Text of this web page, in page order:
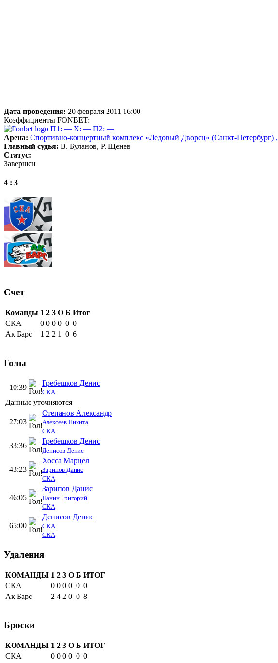
Дата проведения: 20 февраля 2011 16:00
Коэффициенты FONBET:
П1: — X: — П2: —
Арена: Спортивно-концертный комплекс «Ледовый Дворец» (Санкт-Петербург) ,
Главный судья: В. Буланов, Р. Щенев
Статус:
Завершен
4 : 3
Счет
Команды 1 2 3 О Б Итог
СКА
0 0 0 0 0 0
Ак Барс
1 2 2 1 0 6
Голы
10:39
Гребешков Денис
СКА
Данные уточняются
27:03
Степанов Александр
Алексеев Никита
СКА
33:36
Гребешков Денис
Денисов Денис
43:23
Хосса Марцел
Зарипов Данис
СКА
46:05
Зарипов Данис
Панин Григорий
СКА
65:00
Денисов Денис
СКА
СКА
Удаления
КОМАНДЫ 1 2 3 О Б ИТОГ
СКА
0 0 0 0 0 0
Ак Барс
2 4 2 0 0 8
Броски
КОМАНДЫ 1 2 3 О Б ИТОГ
СКА
0 0 0 0 0 0